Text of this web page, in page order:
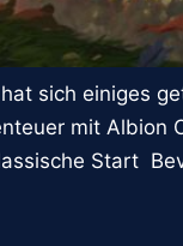
sich einiges
mit Albion
Start